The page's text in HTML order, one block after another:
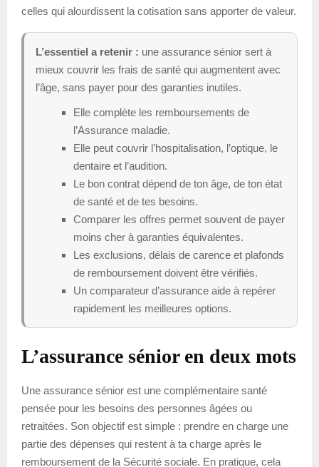
celles qui alourdissent la cotisation sans apporter de valeur.
L’essentiel a retenir : une assurance sénior sert à
mieux couvrir les frais de santé qui augmentent avec
l’âge, sans payer pour des garanties inutiles.
Elle complète les remboursements de
l’Assurance maladie.
Elle peut couvrir l’hospitalisation, l’optique, le
dentaire et l’audition.
Le bon contrat dépend de ton âge, de ton état
de santé et de tes besoins.
Comparer les offres permet souvent de payer
moins cher à garanties équivalentes.
Les exclusions, délais de carence et plafonds
de remboursement doivent être vérifiés.
Un comparateur d’assurance aide à repérer
rapidement les meilleures options.
L’assurance sénior en deux mots
Une assurance sénior est une complémentaire santé
pensée pour les besoins des personnes âgées ou
retraitées. Son objectif est simple : prendre en charge une
partie des dépenses qui restent à ta charge après le
remboursement de la Sécurité sociale. En pratique, cela